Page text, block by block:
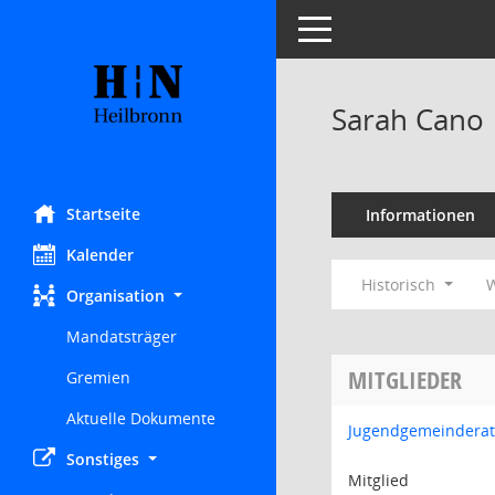
Startseite
Kalender
Organisation
Mandatsträger
Gremien
Aktuelle Dokumente
Sonstiges
Toggle navigation
Sarah Cano
Informationen
Historisch
MITGLIEDER
Jugendgemeinderat
Mitglied